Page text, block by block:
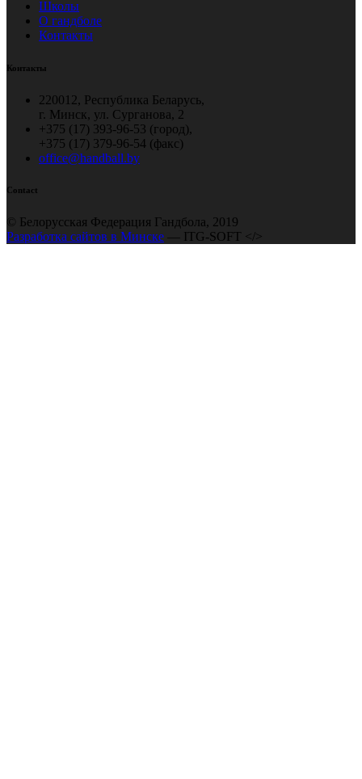
Школы
О гандболе
Контакты
Контакты
220012, Республика Беларусь,
г. Минск, ул. Сурганова, 2
+375 (17) 393-96-53 (город),
+375 (17) 379-96-54 (факс)
office@handball.by
Contact
© Белорусская Федерация Гандбола, 2019
Разработка сайтов в Минске — ITG-SOFT </>